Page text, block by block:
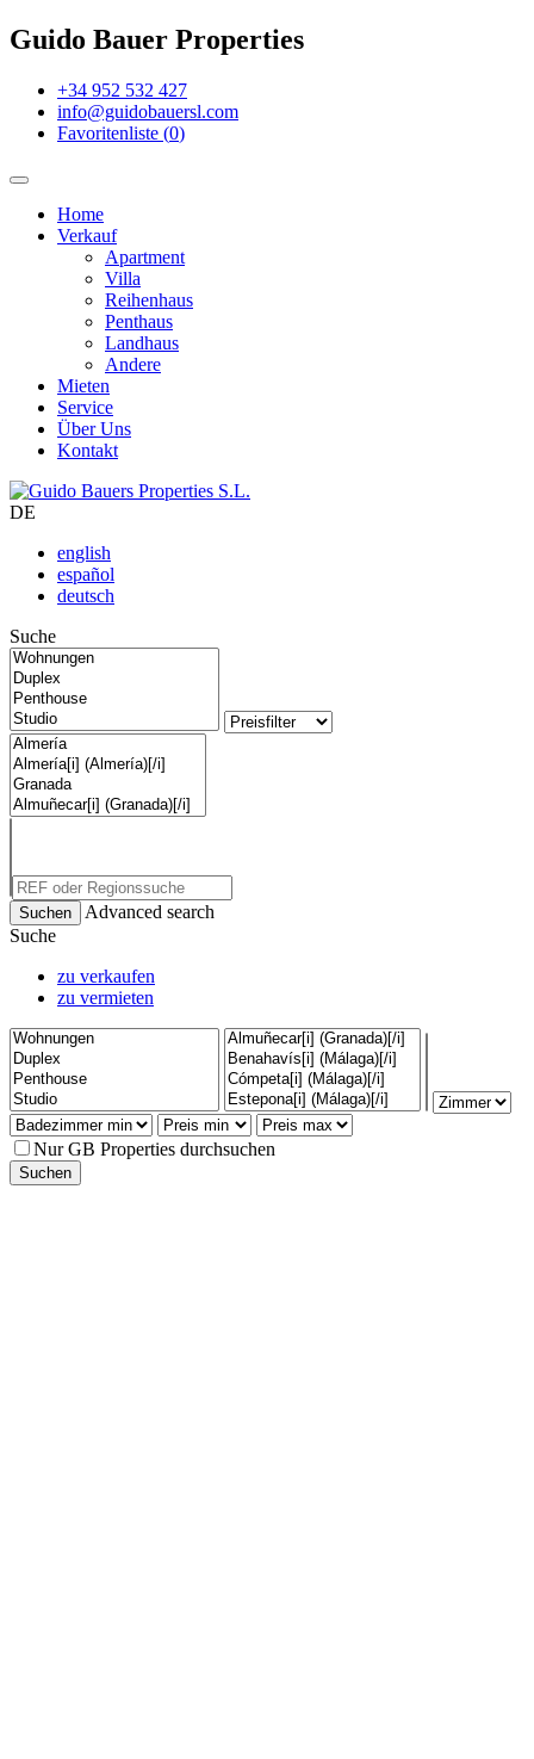
Guido Bauer Properties
+34 952 532 427
info@guidobauersl.com
Favoritenliste (0)
Home
Verkauf
Apartment
Villa
Reihenhaus
Penthaus
Landhaus
Andere
Mieten
Service
Über Uns
Kontakt
DE
english
español
deutsch
Suche
Advanced search
Suche
zu verkaufen
zu vermieten
Nur GB Properties durchsuchen